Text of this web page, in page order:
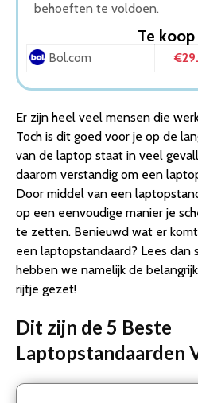
behoeften te voldoen.
Te
Bol.com
Er zijn heel veel mensen die
Toch is dit goed voor je op de
van de laptop staat in veel
daarom verstandig om een
Door middel van een
op een eenvoudige manier je
te zetten. Benieuwd wat er
een laptopstandaard? Lees dan
hebben we namelijk de
rijtje gezet!
Dit zijn de 5 Beste
Laptopstandaarden